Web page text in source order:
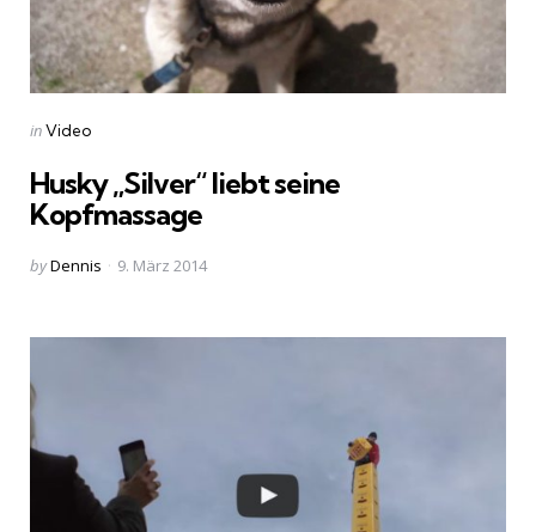
Categories
Posted
inVideo
Husky „Silver“ liebt seine
Kopfmassage
Posted
byDennis 9. März 2014